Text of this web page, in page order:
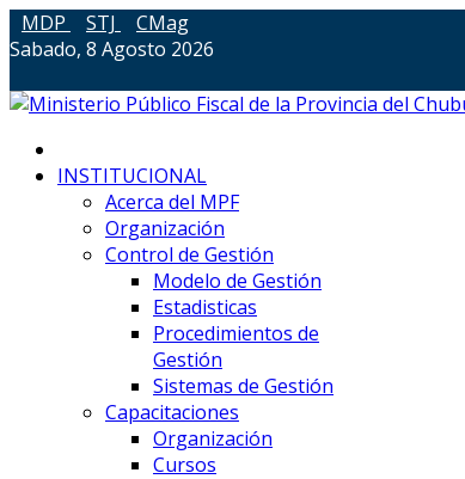
MDP STJ
CMag
Sabado, 8 Agosto 2026
INSTITUCIONAL
Acerca del MPF
Organización
Control de Gestión
Modelo de Gestión
Estadisticas
Procedimientos de
Gestión
Sistemas de Gestión
Capacitaciones
Organización
Cursos